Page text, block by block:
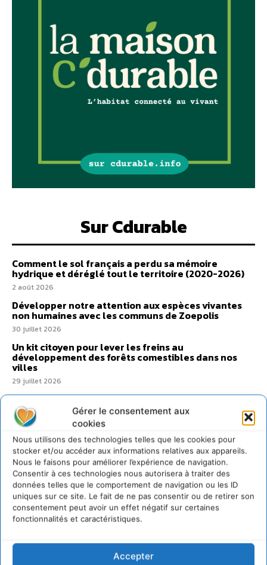
Gérer le consentement aux
cookies
Nous utilisons des technologies telles que les cookies pour
stocker et/ou accéder aux informations relatives aux appareils.
Nous le faisons pour améliorer l’expérience de navigation.
Consentir à ces technologies nous autorisera à traiter des
données telles que le comportement de navigation ou les ID
uniques sur ce site. Le fait de ne pas consentir ou de retirer son
consentement peut avoir un effet négatif sur certaines
fonctionnalités et caractéristiques.
Accepter
Sur Cdurable
Comment le sol français a perdu sa mémoire
hydrique et déréglé tout le territoire (2020-2026)
2 août 2026
Développer notre attention aux espèces vivantes
non humaines avec les communs de Zoepolis
30 juillet 2026
Un kit citoyen pour lever les freins au
développement des forêts comestibles dans nos
villes
29 juillet 2026
L’éco-anxiété informe et l’éco-lucidité transforme
28 juillet 2026
7 indicateurs pour des villes résilientes et durables,
adaptées au changement climatique
27 juillet 2026